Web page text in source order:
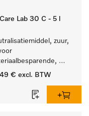
Lab 30 C - 5 l
zuur,
reiniging van
€ excl. BTW